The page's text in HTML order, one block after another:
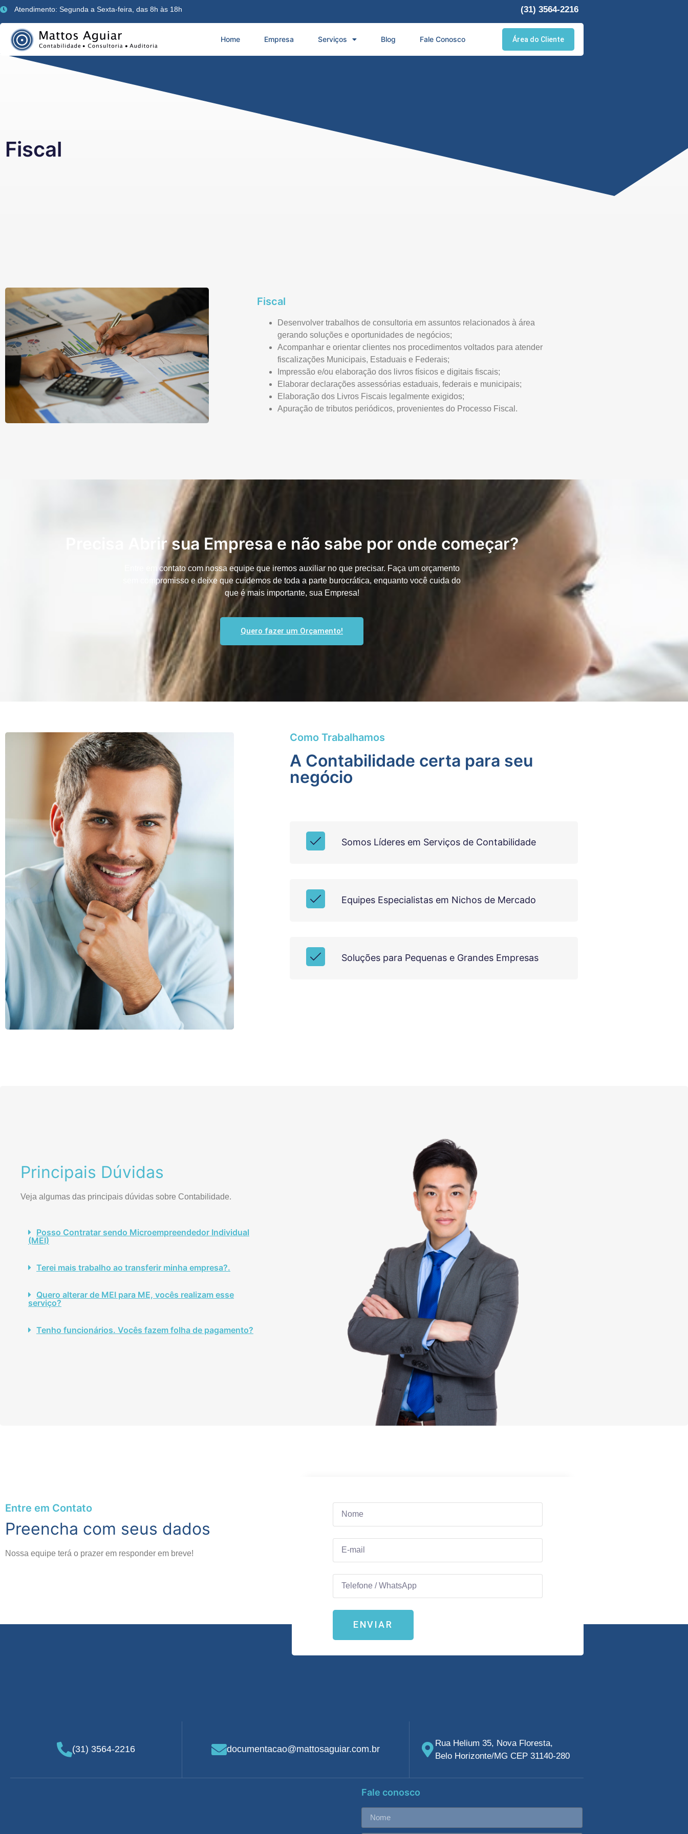
Atendimento: Segunda a Sexta-feira, das 8h às 18h (31) 3564-2216
Home Empresa Serviços Blog Fale Conosco Área do Cliente
Fiscal
Fiscal
Fiscal
Desenvolver trabalhos de consultoria em assuntos relacionados à área
gerando soluções e oportunidades de negócios;
Acompanhar e orientar clientes nos procedimentos voltados para atender
fiscalizações Municipais, Estaduais e Federais;
Impressão e/ou elaboração dos livros físicos e digitais fiscais;
Elaborar declarações assessórias estaduais, federais e municipais;
Elaboração dos Livros Fiscais legalmente exigidos;
Apuração de tributos periódicos, provenientes do Processo Fiscal.
Precisa Abrir sua Empresa e não sabe por onde começar?
Entre em contato com nossa equipe que iremos auxiliar no que precisar. Faça um orçamento
sem compromisso e deixe que cuidemos de toda a parte burocrática, enquanto você cuida do
que é mais importante, sua Empresa!
Quero fazer um Orçamento!
Como Trabalhamos
A Contabilidade certa para seu
negócio
Somos Líderes em Serviços de Contabilidade
Equipes Especialistas em Nichos de Mercado
Soluções para Pequenas e Grandes Empresas
Principais Dúvidas
Veja algumas das principais dúvidas sobre Contabilidade.
Posso Contratar sendo Microempreendedor Individual
(MEI)
Terei mais trabalho ao transferir minha empresa?.
Quero alterar de MEI para ME, vocês realizam esse
serviço?
Tenho funcionários. Vocês fazem folha de pagamento?
Entre em Contato
Preencha com seus dados
Nossa equipe terá o prazer em responder em breve!
ENVIAR
(31) 3564-2216 documentacao@mattosaguiar.com.br
Rua Helium 35, Nova Floresta,
Belo Horizonte/MG CEP 31140-280
Fale conosco